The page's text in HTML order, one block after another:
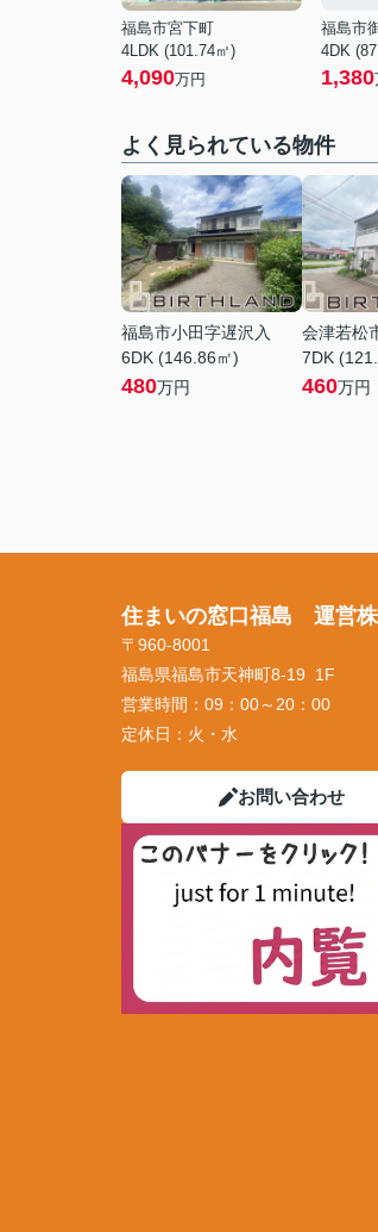
福島市宮下町
4LDK (101.74㎡)
4,090万円
福島市
4DK
1,380
よく見られている物件
福島市小田字遅沢入
6DK (146.86㎡)
480万円
会津若松
7DK
460万円
住まいの窓口福島 運営
〒960-8001
福島県福島市天神町8-19 1F
営業時間： 09：00～20：00
定休日： 火・水
お問い合わせ